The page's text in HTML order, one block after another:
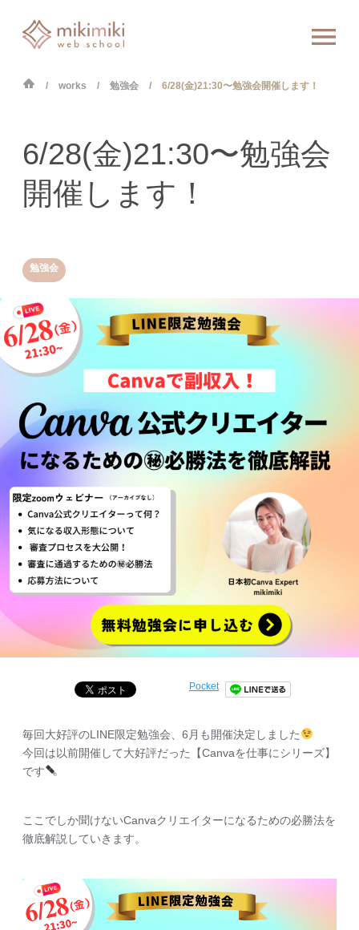
works 勉強会 6/28(金)21:30〜勉強会開催します！
勉強会
6/28(金)21:30〜勉強会
開催します！
Pocket
毎回大好評のLINE限定勉強会、6月も開催決定しました
今回は以前開催して大好評だった【Canvaを仕事にシリーズ】
です
ここでしか聞けないCanvaクリエイターになるための必勝法を
徹底解説していきます。